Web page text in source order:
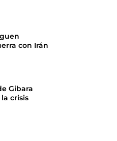
con Irán
Gibara
crisis